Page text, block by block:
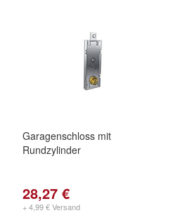
Garagenschloss mit
Rundzylinder
28,27 €
+ 4,99 € Versand